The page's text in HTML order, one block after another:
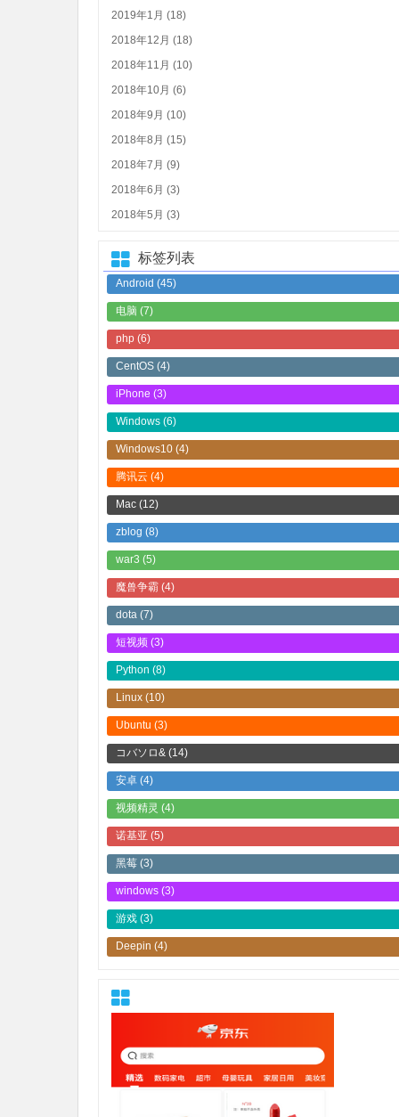
2019年1月 (18)
2018年12月 (18)
2018年11月 (10)
2018年10月 (6)
2018年9月 (10)
2018年8月 (15)
2018年7月 (9)
2018年6月 (3)
2018年5月 (3)
标签列表
Android (45)
电脑 (7)
php (6)
CentOS (4)
iPhone (3)
Windows (6)
Windows10 (4)
腾讯云 (4)
Mac (12)
zblog (8)
war3 (5)
魔兽争霸 (4)
dota (7)
短视频 (3)
Python (8)
Linux (10)
Ubuntu (3)
コバソロ& (14)
安卓 (4)
视频精灵 (4)
诺基亚 (5)
黑莓 (3)
windows (3)
游戏 (3)
Deepin (4)